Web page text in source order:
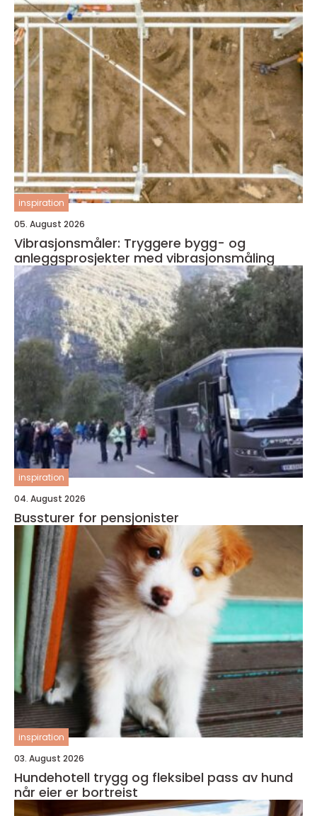
inspiration
05. August 2026
Vibrasjonsmåler: Tryggere bygg- og
anleggsprosjekter med vibrasjonsmåling
inspiration
04. August 2026
Bussturer for pensjonister
inspiration
03. August 2026
Hundehotell trygg og fleksibel pass av hund
når eier er bortreist